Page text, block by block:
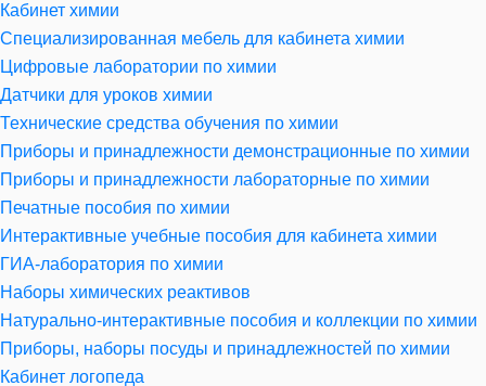
Кабинет химии
Специализированная мебель для кабинета химии
Цифровые лаборатории по химии
Датчики для уроков химии
Технические средства обучения по химии
Приборы и принадлежности демонстрационные по химии
Приборы и принадлежности лабораторные по химии
Печатные пособия по химии
Интерактивные учебные пособия для кабинета химии
ГИА-лаборатория по химии
Наборы химических реактивов
Натурально-интерактивные пособия и коллекции по химии
Приборы, наборы посуды и принадлежностей по химии
Кабинет логопеда